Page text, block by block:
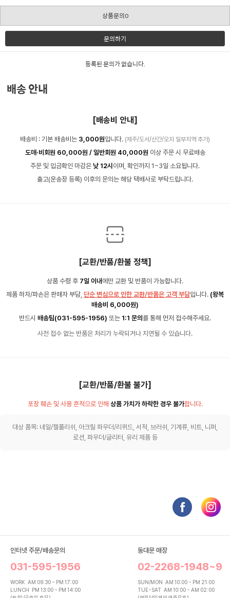
상품문의0
문의하기
등록된 문의가 없습니다.
배송 안내
[배송비 안내]
배송비 : 기본 배송비는 3,000원입니다. (제주/도서/산간/오지 일부지역 추가)
도매·비회원 60,000원 / 일반회원 40,000원 이상 주문 시 무료배송
주문 및 입금확인 마감은 낮 12시 이며, 확인까지 1~3일 소요됩니다.
출고(운송장 등록) 이후의 문의는 해당 택배사로 부탁드립니다.
[교환/반품/환불 정책]
상품 수령 후 7일 이내 에만 교환 및 반품이 가능합니다.
제품 하자/파손은 판매자 부담, 단순 변심으로 인한 교환/반품은 고객 부담입니다. (왕복
배송비 6,000원)
반드시 배송팀(031-595-1956) 또는 1:1 문의 를 통해 먼저 접수해주세요.
사전 접수 없는 반품은 처리가 누락되거나 지연될 수 있습니다.
[교환/반품/환불 불가]
포장 훼손 및 사용 흔적으로 인해 상품 가치가 하락한 경우 불가합니다.
대상 품목: 네일/젤폴리쉬, 아크릴 파우더/리퀴드, 서적, 브러쉬, 기계류, 비트, 니퍼,
로션, 파우더/글리터, 유리 제품 등
인터넷 주문/배송문의
031-595-1956
WORK AM 09:30 ~ PM 17:00
LUNCH PM 13:00 ~ PM 14:00
동대문 매장
02-2268-1948~9
SUN/MON AM 10:00 ~ PM 21:00
TUE~SAT AM 10:00 ~ AM 02:00